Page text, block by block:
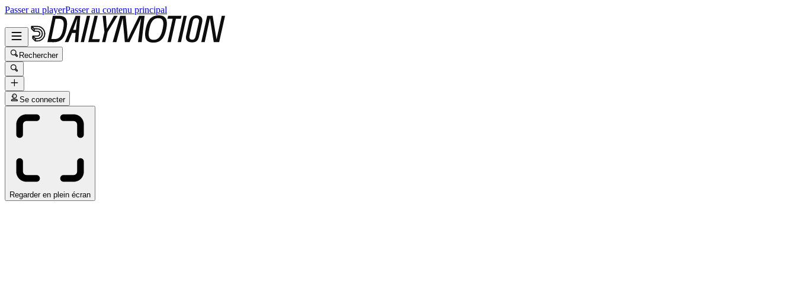
Passer au playerPasser au contenu principal
Rechercher
Se connecter
Regarder en plein écran